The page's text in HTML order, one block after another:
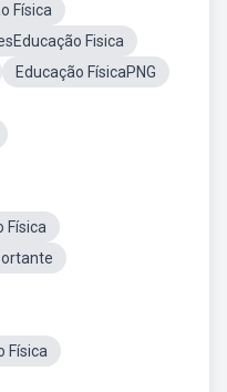
Física
Fisica
Educação FísicaPNG
Física
Física